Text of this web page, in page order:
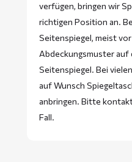
verfügen, bringen wir
richtigen Position an.
Seitenspiegel, meist
Abdeckungsmuster auf
Seitenspiegel. Bei
auf Wunsch
anbringen. Bitte
Fall.